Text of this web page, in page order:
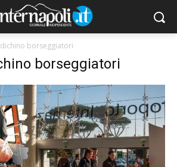
borseggiatori
borseggiatori